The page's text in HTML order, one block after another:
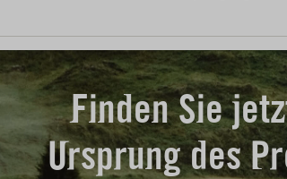
Finden Sie
Ursprung des